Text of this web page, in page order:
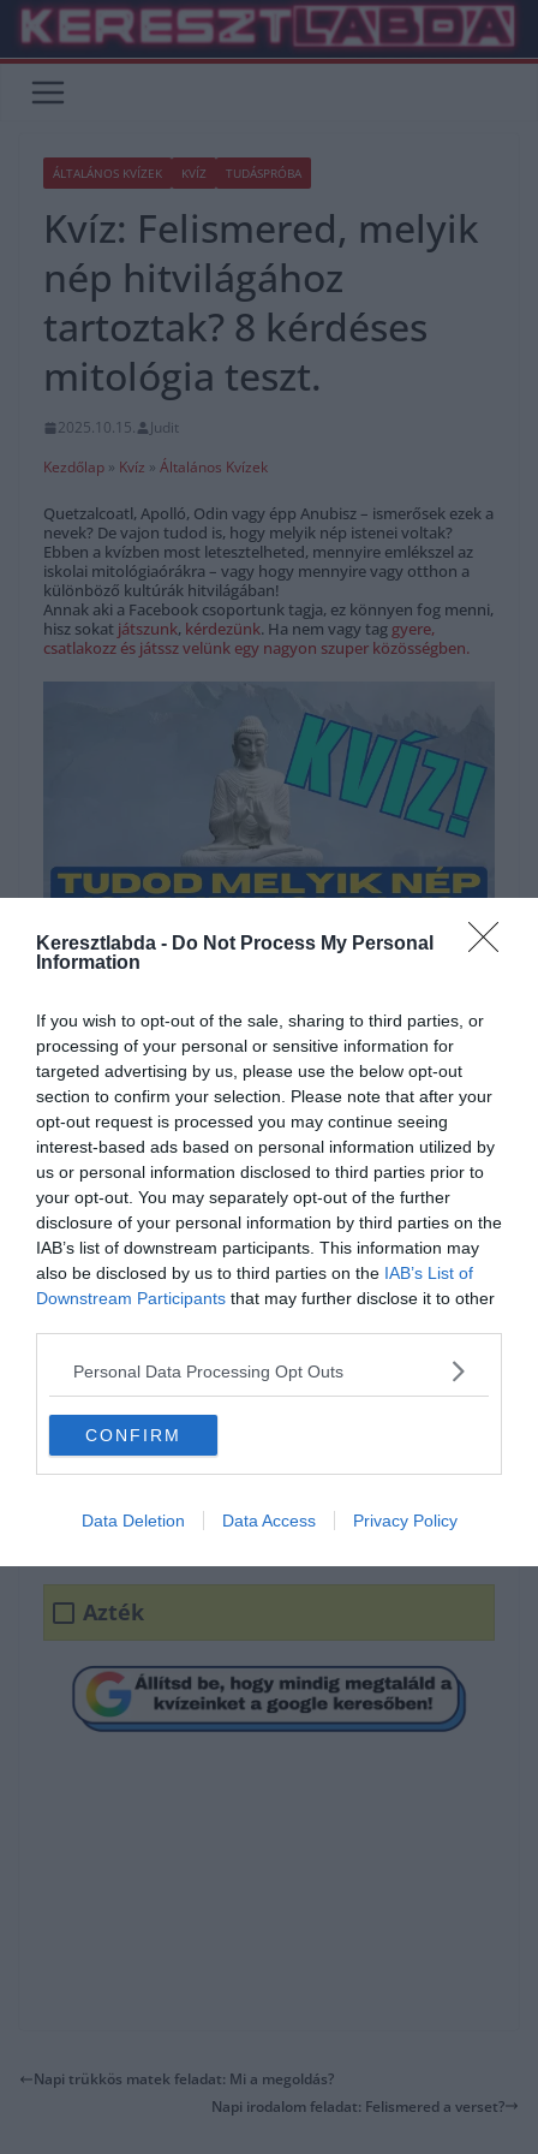
Keresztlabda - Do Not Process My Personal
Information
If you wish to opt-out of the sale, sharing to third parties, or
processing of your personal or sensitive information for
targeted advertising by us, please use the below opt-out
section to confirm your selection. Please note that after your
opt-out request is processed you may continue seeing
interest-based ads based on personal information utilized by
us or personal information disclosed to third parties prior to
your opt-out. You may separately opt-out of the further
disclosure of your personal information by third parties on the
IAB’s list of downstream participants. This information may
also be disclosed by us to third parties on the IAB’s List of
Downstream Participants that may further disclose it to other
Personal Data Processing Opt Outs
CONFIRM
Data Deletion Data Access Privacy Policy
Skip
content
ÁLTALÁNOS KVÍZEK KVÍZ TUDÁSPRÓBA
Kvíz: Felismered, melyik
nép hitvilágához
tartoztak? 8 kérdéses
mitológia teszt.
2025.10.15.
Judit
Kezdőlap » Kvíz » Általános Kvízek
Quetzalcoatl, Apolló, Odin vagy épp Anubisz – ismerősek ezek a
nevek? De vajon tudod is, hogy melyik nép istenei voltak?
Ebben a kvízben most letesztelheted, mennyire emlékszel az
iskolai mitológiaórákra – vagy hogy mennyire vagy otthon a
különböző kultúrák hitvilágában!
Annak aki a Facebook csoportunk tagja, ez könnyen fog menni,
hisz sokat játszunk, kérdezünk. Ha nem vagy tag gyere,
csatlakozz és játssz velünk egy nagyon szuper közösségben.
Ketzalkóatl
(Quetzalcoatl)
Tollaskigyó
Azték
Napi trükkös matek feladat: Mi a megoldás?
Napi irodalom feladat: Felismered a verset?